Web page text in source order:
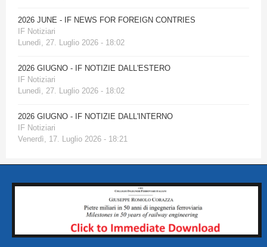
2026 JUNE - IF NEWS FOR FOREIGN CONTRIES
IF Notiziari
Lunedì, 27. Luglio 2026 - 18:02
2026 GIUGNO - IF NOTIZIE DALL'ESTERO
IF Notiziari
Lunedì, 27. Luglio 2026 - 18:02
2026 GIUGNO - IF NOTIZIE DALL'INTERNO
IF Notiziari
Venerdì, 17. Luglio 2026 - 18:21